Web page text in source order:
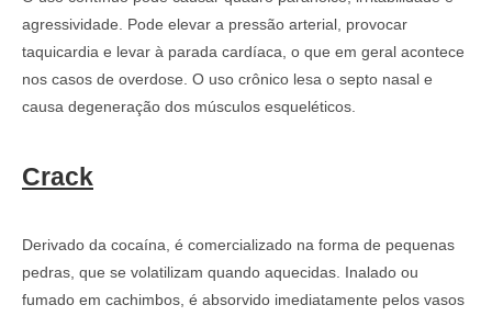
agressividade. Pode elevar a pressão arterial, provocar
taquicardia e levar à parada cardíaca, o que em geral acontece
nos casos de overdose. O uso crônico lesa o septo nasal e
causa degeneração dos músculos esqueléticos.
Crack
Derivado da cocaína, é comercializado na forma de pequenas
pedras, que se volatilizam quando aquecidas. Inalado ou
fumado em cachimbos, é absorvido imediatamente pelos vasos